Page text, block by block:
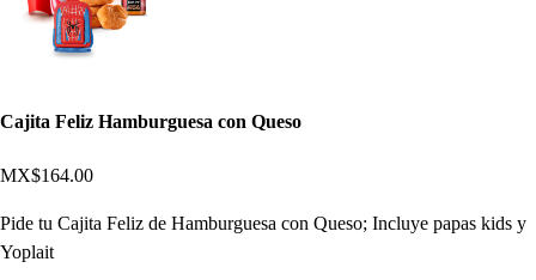
Cajita Feliz Hamburguesa con Queso
MX$164.00
Pide tu Cajita Feliz de Hamburguesa con Queso; Incluye papas kids y
Yoplait